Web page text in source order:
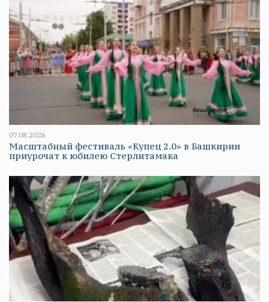
07.08.2026
Масштабный фестиваль «Купец 2.0» в Башкирии
приурочат к юбилею Стерлитамака